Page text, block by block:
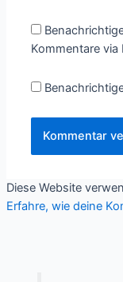
Kommentare via
Diese Website
Erfahre, wie deine